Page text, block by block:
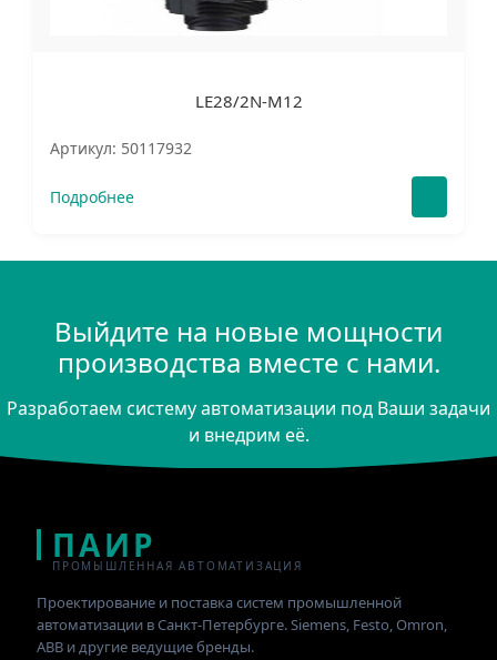
LE28/2N-M12
Артикул: 50117932
Подробнее
Выйдите на новые мощности
производства вместе с нами.
Разработаем систему автоматизации под Ваши задачи
и внедрим её.
ПАИР
ПРОМЫШЛЕННАЯ АВТОМАТИЗАЦИЯ
Проектирование и поставка систем промышленной
автоматизации в Санкт-Петербурге. Siemens, Festo, Omron,
ABB и другие ведущие бренды.